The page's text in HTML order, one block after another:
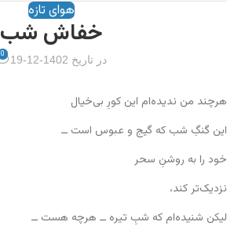
هوای تازه
خفاش شب
در تاریخ 1402-12-19 0
هرچند من ندیده‌ام این کورِ بی‌خیال
این گنگِ شب که گیج و عبوس است ــ
خود را به روشنِ سحر
نزدیک‌تر کند،
لیکن شنیده‌ام که شبِ تیره ــ هرچه هست ــ